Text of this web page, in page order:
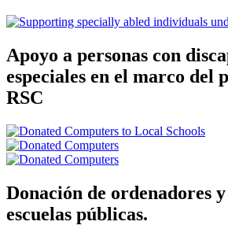
Apoyo a personas con
especiales en el marco del
RSC
Donación de ordenadores
escuelas públicas.